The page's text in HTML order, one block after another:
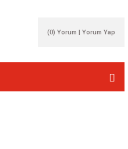
(0) Yorum | Yorum Yap